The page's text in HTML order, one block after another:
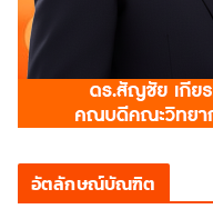
อัตลักษณ์บัณฑิต